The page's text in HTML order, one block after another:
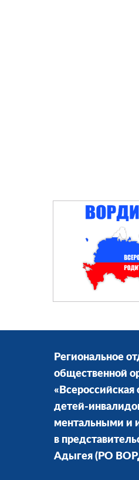
Региональное
общественной
«Всероссийская
детей-
ментальными и
в
Адыгея (РО